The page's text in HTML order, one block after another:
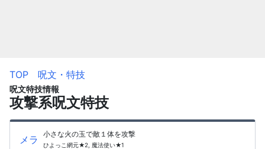
TOP 呪文・特技
呪文特技情報
攻撃系呪文特技
メラ 小さな火の玉で敵１体を攻撃
ひよっこ網元★2, 魔法使い★1